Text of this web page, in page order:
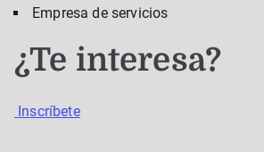
Empresa de servicios
¿Te interesa?
Inscríbete